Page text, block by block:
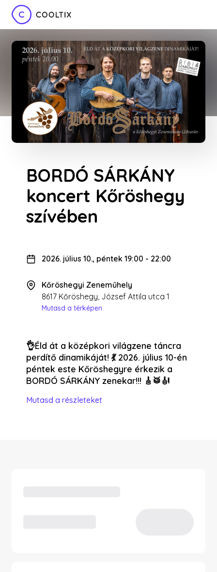
BORDÓ SÁRKÁNY
koncert Kőröshegy
szívében
2026. július 10., péntek 19:00 - 22:00
Kőröshegyi Zeneműhely
8617 Kőröshegy, József Attila utca 1
Mutasd a térképen
👌Éld át a középkori világzene táncra
perdítő dinamikáját! 💃 2026. július 10-én
péntek este Kőröshegyre érkezik a
BORDÓ SÁRKÁNY zenekar!!! 🎸🥁🎻
Mutasd a részleteket